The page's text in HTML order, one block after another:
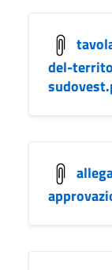
del-